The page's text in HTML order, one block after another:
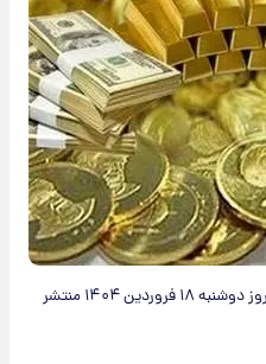
جدول آخرین قیمت سکه و طلا برای امروز دوشنبه ۱۸ فروردین ۱۴۰۴ منتشر